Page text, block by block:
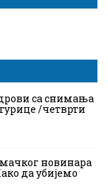
са снимања
/четврти
новинара
да убијемо